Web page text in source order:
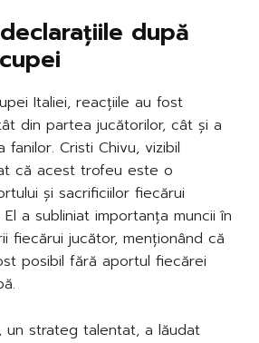
după
Italiei, reacțiile au fost
din partea jucătorilor, cât și a
Cristi Chivu, vizibil
că acest trofeu este o
și sacrificiilor fiecărui
a subliniat importanța muncii în
fiecărui jucător, menționând că
posibil fără aportul fiecărei
un strateg talentat, a lăudat